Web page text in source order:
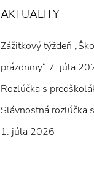
AKTUALITY
Zážitkový týždeň
prázdniny“ 7. júla
Rozlúčka s
Slávnostná rozlúčka
1. júla 2026